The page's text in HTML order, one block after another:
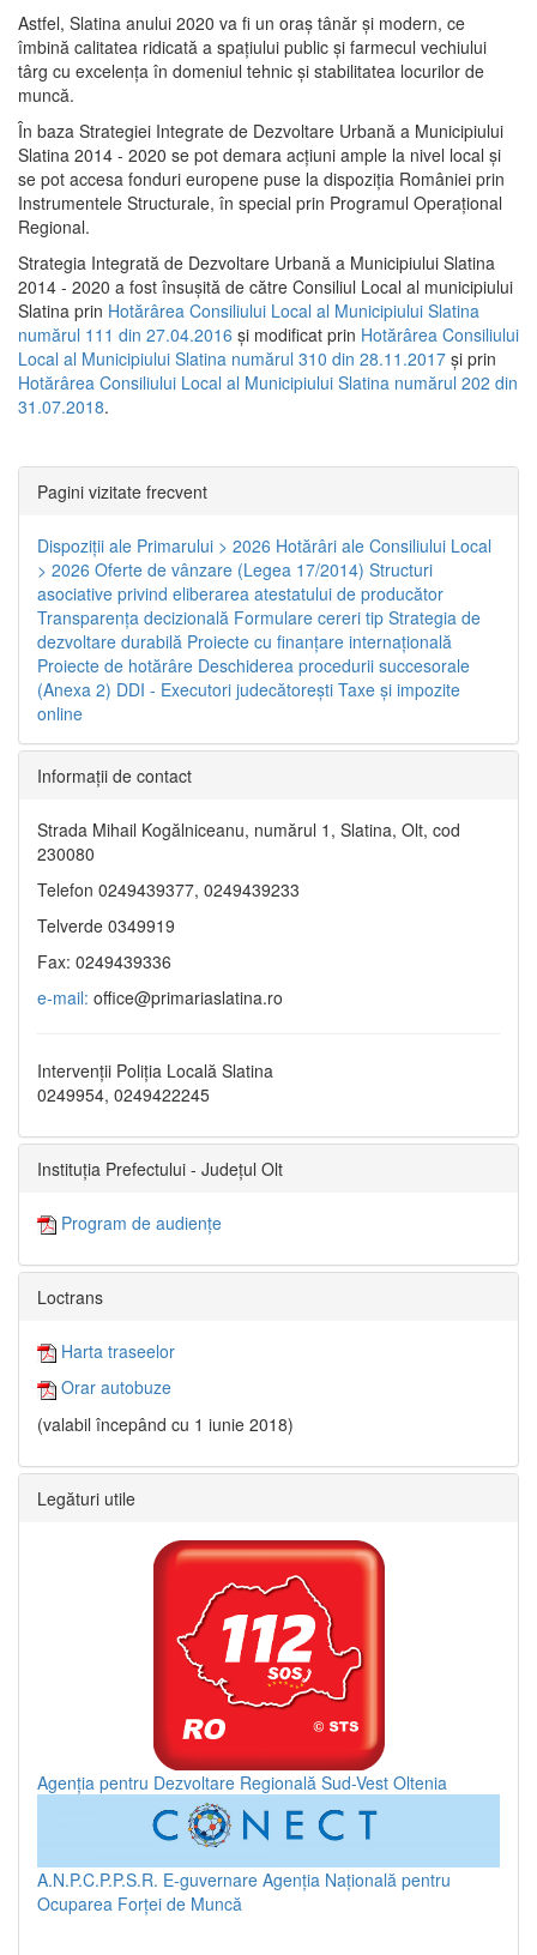
Astfel, Slatina anului 2020 va fi un oraş tânăr şi modern, ce
îmbină calitatea ridicată a spaţiului public şi farmecul vechiului
târg cu excelenţa în domeniul tehnic şi stabilitatea locurilor de
muncă.
În baza Strategiei Integrate de Dezvoltare Urbană a Municipiului
Slatina 2014 - 2020 se pot demara acţiuni ample la nivel local şi
se pot accesa fonduri europene puse la dispoziţia României prin
Instrumentele Structurale, în special prin Programul Operațional
Regional.
Strategia Integrată de Dezvoltare Urbană a Municipiului Slatina
2014 - 2020 a fost însuşită de către Consiliul Local al municipiului
Slatina prin Hotărârea Consiliului Local al Municipiului Slatina
numărul 111 din 27.04.2016 și modificat prin Hotărârea Consiliului
Local al Municipiului Slatina numărul 310 din 28.11.2017 și prin
Hotărârea Consiliului Local al Municipiului Slatina numărul 202 din
31.07.2018.
Pagini vizitate frecvent
Dispoziţii ale Primarului > 2026 Hotărâri ale Consiliului Local
> 2026 Oferte de vânzare (Legea 17/2014) Structuri
asociative privind eliberarea atestatului de producător
Transparenţa decizională Formulare cereri tip Strategia de
dezvoltare durabilă Proiecte cu finanţare internaţională
Proiecte de hotărâre Deschiderea procedurii succesorale
(Anexa 2) DDI - Executori judecătorești Taxe şi impozite
online
Informaţii de contact
Strada Mihail Kogălniceanu, numărul 1, Slatina, Olt, cod
230080
Telefon 0249439377, 0249439233
Telverde 0349919
Fax: 0249439336
e-mail: office@primariaslatina.ro
Intervenții Poliția Locală Slatina
0249954, 0249422245
Instituția Prefectului - Județul Olt
Program de audiențe
Loctrans
Harta traseelor
Orar autobuze
(valabil începând cu 1 iunie 2018)
Legături utile
Agenția pentru Dezvoltare Regională Sud-Vest Oltenia
A.N.P.C.P.P.S.R. E-guvernare Agenția Națională pentru
Ocuparea Forței de Muncă